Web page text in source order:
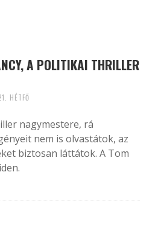
A POLITIKAI THRILLER
HÉTFŐ
nagymestere, rá
nem is olvastátok, az
biztosan láttátok. A Tom